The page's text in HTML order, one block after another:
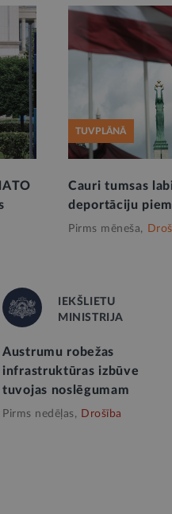
TUVPLĀNĀ
Cauri tumsas
deportāciju
Pirms mēneša,
IEKŠLIETU
MINISTRIJA
Austrumu robežas
infrastruktūras izbūve
tuvojas noslēgumam
Pirms nedēļas, Drošība